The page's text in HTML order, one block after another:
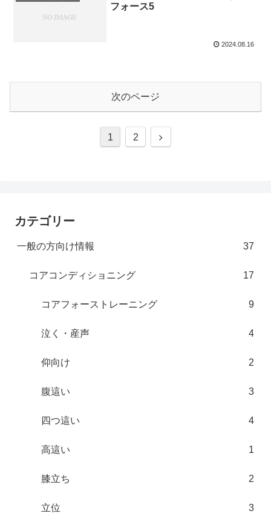
フォース5
2024.08.16
次のページ
1 2
次
カテゴリー
一般の方向け情報 37
コアコンディショニング 17
コアフォーストレーニング 9
泣く・産声 4
仰向け 2
腹這い 3
四つ這い 4
高這い 1
膝立ち 2
立位 3